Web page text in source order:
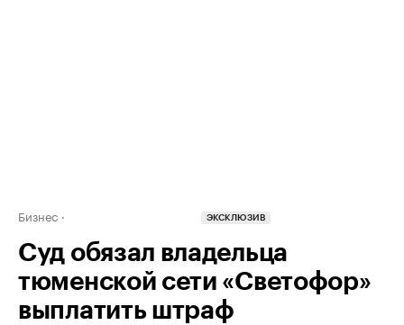
Бизнес ЭКСКЛЮЗИВ
Суд обязал владельца
тюменской сети «Светофор»
выплатить штраф